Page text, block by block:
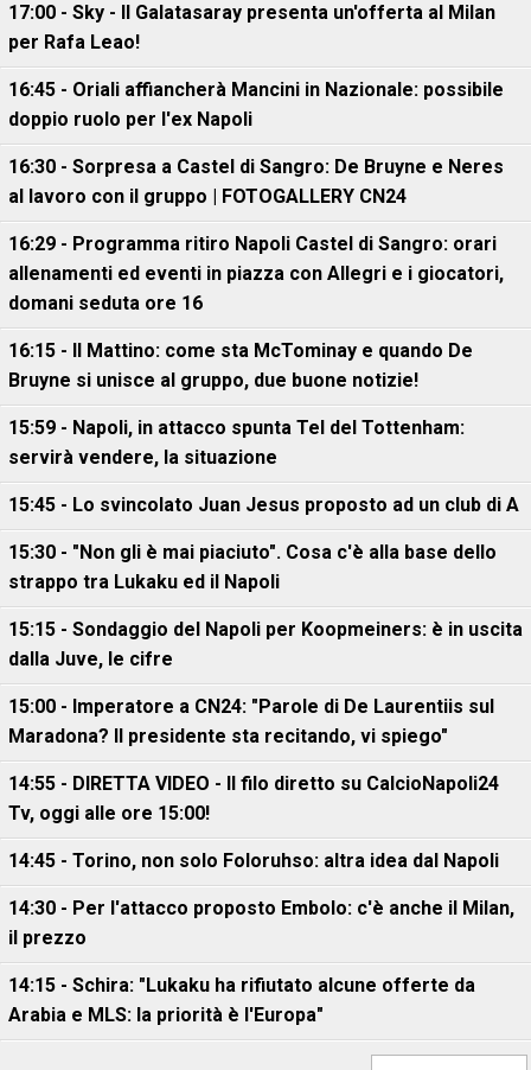
17:00 - Sky - Il Galatasaray presenta un'offerta al Milan
per Rafa Leao!
16:45 - Oriali affiancherà Mancini in Nazionale: possibile
doppio ruolo per l'ex Napoli
16:30 - Sorpresa a Castel di Sangro: De Bruyne e Neres
al lavoro con il gruppo | FOTOGALLERY CN24
16:29 - Programma ritiro Napoli Castel di Sangro: orari
allenamenti ed eventi in piazza con Allegri e i giocatori,
domani seduta ore 16
16:15 - Il Mattino: come sta McTominay e quando De
Bruyne si unisce al gruppo, due buone notizie!
15:59 - Napoli, in attacco spunta Tel del Tottenham:
servirà vendere, la situazione
15:45 - Lo svincolato Juan Jesus proposto ad un club di A
15:30 - "Non gli è mai piaciuto". Cosa c'è alla base dello
strappo tra Lukaku ed il Napoli
15:15 - Sondaggio del Napoli per Koopmeiners: è in uscita
dalla Juve, le cifre
15:00 - Imperatore a CN24: "Parole di De Laurentiis sul
Maradona? Il presidente sta recitando, vi spiego"
14:55 - DIRETTA VIDEO - Il filo diretto su CalcioNapoli24
Tv, oggi alle ore 15:00!
14:45 - Torino, non solo Foloruhso: altra idea dal Napoli
14:30 - Per l'attacco proposto Embolo: c'è anche il Milan,
il prezzo
14:15 - Schira: "Lukaku ha rifiutato alcune offerte da
Arabia e MLS: la priorità è l'Europa"